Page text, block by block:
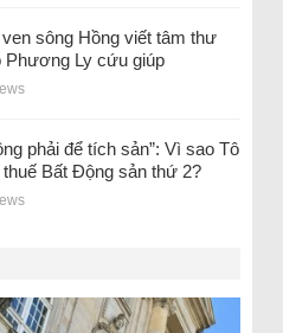
sông Hồng viết tâm thư
Phương Ly cứu giúp
phải để tích sản”: Vì sao Tô
Bất Động sản thứ 2?